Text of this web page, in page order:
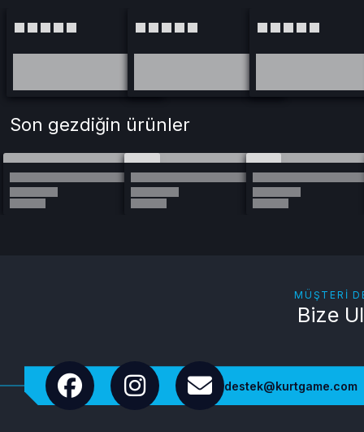
Son gezdiğin ürünler
MÜŞTERI
Bize
destek@kurtgame.com